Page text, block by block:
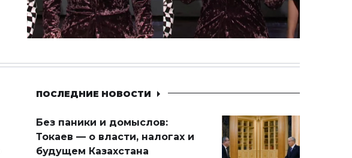
ПОСЛЕДНИЕ НОВОСТИ
Без паники и домыслов:
Токаев — о власти, налогах и
будущем Казахстана